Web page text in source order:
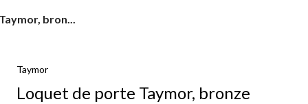
bron...
Taymor
Loquet de porte Taymor, bronze